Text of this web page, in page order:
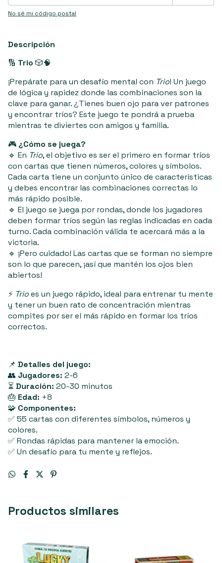
No sé mi código postal
Descripción
🔢 Trio 🎲🧠
¡Prepárate para un desafío mental con Trio! Un juego
de lógica y rapidez donde las combinaciones son la
clave para ganar. ¿Tienes buen ojo para ver patrones
y encontrar tríos? Este juego te pondrá a prueba
mientras te diviertes con amigos y familia.
🎮 ¿Cómo se juega?
🔹 En Trio, el objetivo es ser el primero en formar tríos
con cartas que tienen números, colores y símbolos.
Cada carta tiene un conjunto único de características
y debes encontrar las combinaciones correctas lo
más rápido posible.
🔹 El juego se juega por rondas, donde los jugadores
deben formar tríos según las reglas indicadas en cada
turno. Cada combinación válida te acercará más a la
victoria.
🔹 ¡Pero cuidado! Las cartas que se forman no siempre
son lo que parecen, ¡así que mantén los ojos bien
abiertos!
⚡ Trioes un juego rápido, ideal para entrenar tu mente
y tener un buen rato de concentración mientras
compites por ser el más rápido en formar los tríos
correctos.
📌 Detalles del juego:
👥 Jugadores: 2-6
⏳ Duración: 20-30 minutos
🎂 Edad: +8
🧩 Componentes:
✅ 55 cartas con diferentes símbolos, números y
colores.
✅ Rondas rápidas para mantener la emoción.
✅ Un desafío para tu mente y reflejos.
Productos similares